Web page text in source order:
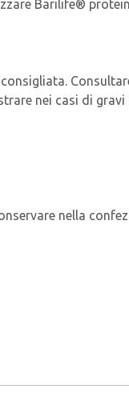
Barilife®
nei casi di gravi
nella